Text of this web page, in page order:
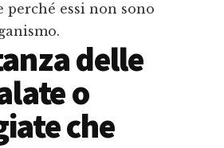
essi non sono
delle
o
che